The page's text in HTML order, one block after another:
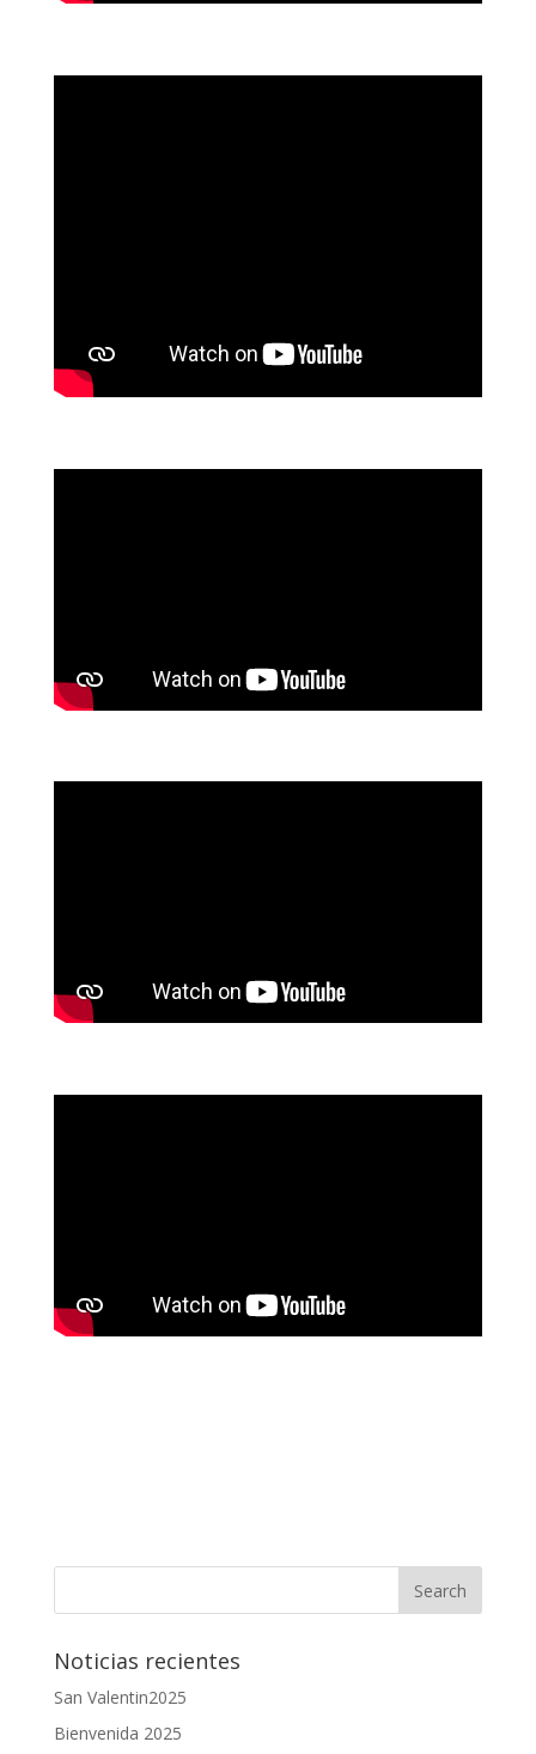
Noticias recientes
San Valentin2025
Bienvenida 2025